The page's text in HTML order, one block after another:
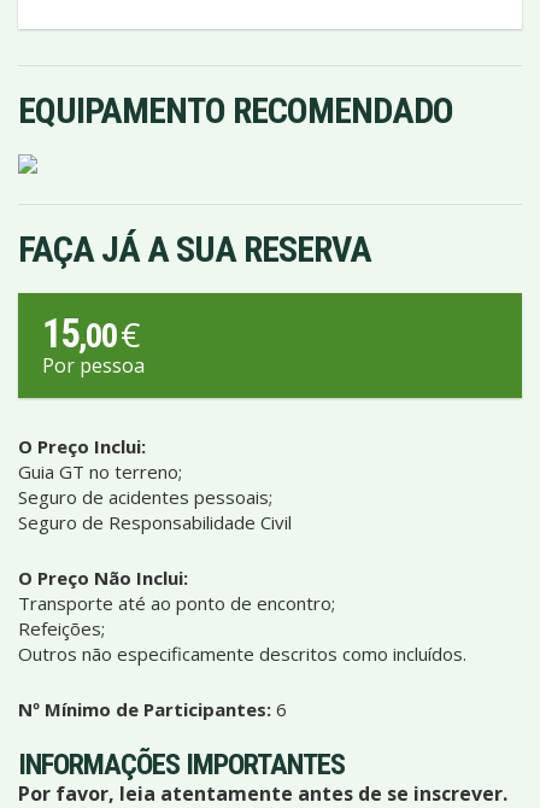
EQUIPAMENTO RECOMENDADO
FAÇA JÁ A SUA RESERVA
15,00€
Por pessoa
O Preço Inclui:
Guia GT no terreno;
Seguro de acidentes pessoais;
Seguro de Responsabilidade Civil
O Preço Não Inclui:
Transporte até ao ponto de encontro;
Refeições;
Outros não especificamente descritos como incluídos.
Nº Mínimo de Participantes: 6
INFORMAÇÕES IMPORTANTES
Por favor, leia atentamente antes de se inscrever.